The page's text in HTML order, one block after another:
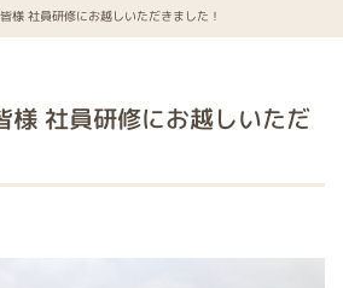
様 社員研修にお越しいただきました！
様 社員研修にお越しいただ